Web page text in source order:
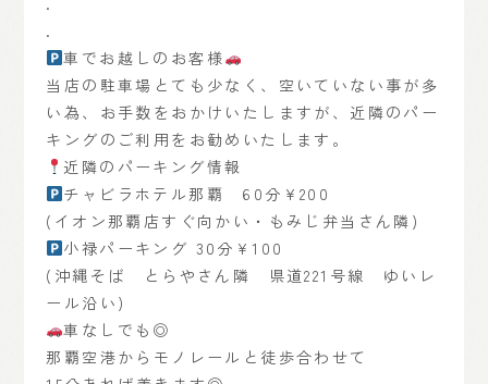
.
車でお越しのお客様
当店の駐車場とても少なく、空いていない事が多
い為、お手数をおかけいたしますが、近隣のパー
キングのご利用をお勧めいたします。
近隣のパーキング情報
チャビラホテル那覇 60分¥200
(イオン那覇店すぐ向かい・もみじ弁当さん隣)
小禄パーキング 30分¥100
(沖縄そば とらやさん隣 県道221号線 ゆいレ
ール沿い)
車なしでも◎
那覇空港からモノレールと徒歩合わせて